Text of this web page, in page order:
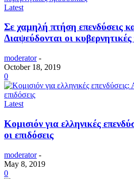
Latest
Σε χαμηλή πτήση επενδύσεις
Διαψεύδονται οι
moderator -
October 18, 2019
0
Latest
Κομισιόν για ελληνικές
οι επιδόσεις
moderator -
May 8, 2019
0